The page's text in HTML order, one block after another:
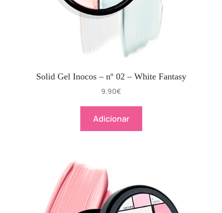
Solid Gel Inocos – nº 02 – White Fantasy
9.90€
Adicionar